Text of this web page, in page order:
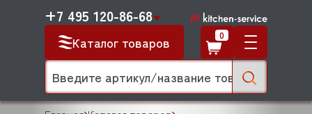
Каталог товаров
+7 495 120-86-68
0